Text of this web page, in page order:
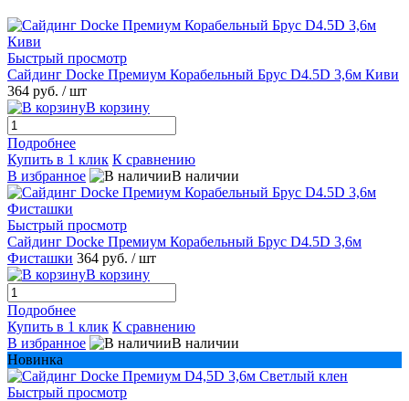
Быстрый просмотр
Сайдинг Docke Премиум Корабельный Брус D4.5D 3,6м Киви
364 руб. / шт
В корзину
Подробнее
Купить в 1 клик К сравнению
В избранное
В наличии
Быстрый просмотр
Сайдинг Docke Премиум Корабельный Брус D4.5D 3,6м
Фисташки 364 руб. / шт
В корзину
Подробнее
Купить в 1 клик К сравнению
В избранное
В наличии
Новинка
Быстрый просмотр